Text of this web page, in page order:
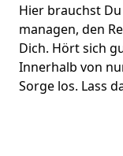
Hier brauchst
managen, den
Dich. Hört sich
Innerhalb von
Sorge los. Lass